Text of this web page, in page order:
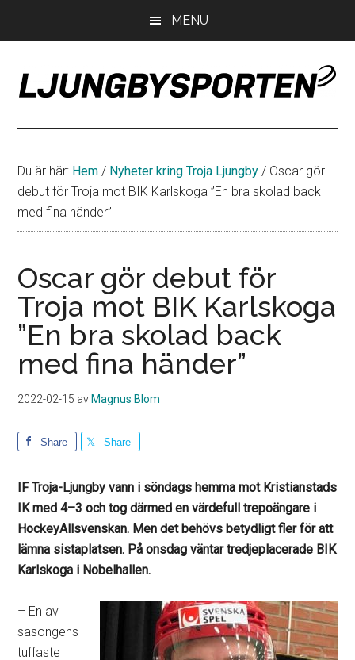
primära
sidofältet
MENU
LjungbySporten
om
Troja
Ljungby
Du är här: Hem / Nyheter kring Troja Ljungby / Oscar gör
debut för Troja mot BIK Karlskoga ”En bra skolad back
med fina händer”
Oscar gör debut för
Troja mot BIK Karlskoga
”En bra skolad back
med fina händer”
2022-02-15 av Magnus Blom
Share Share
IF Troja-Ljungby vann i söndags hemma mot Kristianstads
IK med 4–3 och tog därmed en värdefull trepoängare i
HockeyAllsvenskan. Men det behövs betydligt fler för att
lämna sistaplatsen. På onsdag väntar tredjeplacerade BIK
Karlskoga i Nobelhallen.
– En av
säsongens
tuffaste